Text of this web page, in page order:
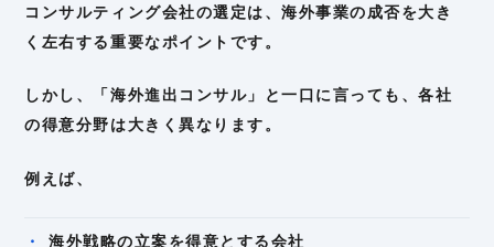
コンサルティング会社の選定は、海外事業の成否を大き
く左右する重要なポイントです。
しかし、「海外進出コンサル」と一口に言っても、各社
の得意分野は大きく異なります。
例えば、
海外戦略の立案を得意とする会社